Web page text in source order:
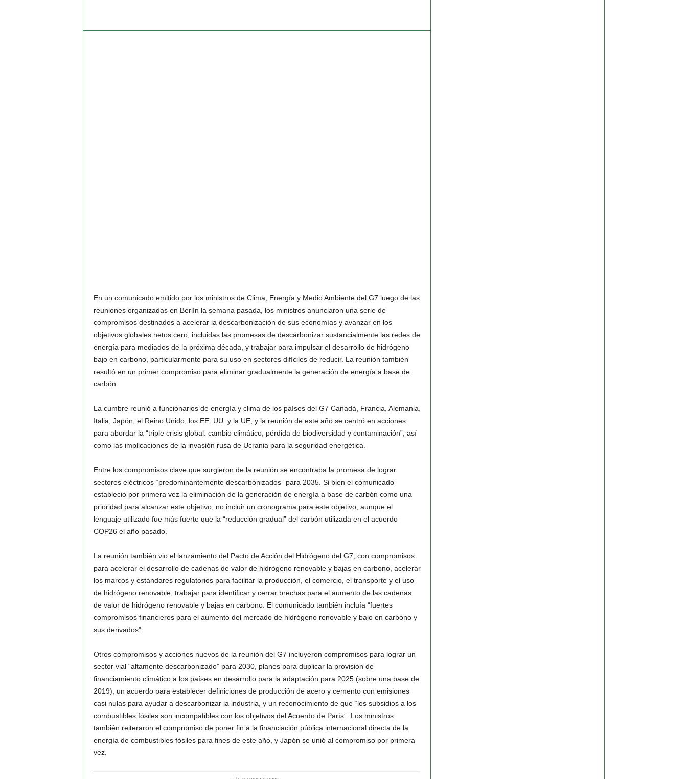
En un comunicado emitido por los ministros de Clima, Energía y Medio Ambiente del G7 luego de las
reuniones organizadas en Berlín la semana pasada, los ministros anunciaron una serie de
compromisos destinados a acelerar la descarbonización de sus economías y avanzar en los
objetivos globales netos cero, incluidas las promesas de descarbonizar sustancialmente las redes de
energía para mediados de la próxima década, y trabajar para impulsar el desarrollo de hidrógeno
bajo en carbono, particularmente para su uso en sectores difíciles de reducir. La reunión también
resultó en un primer compromiso para eliminar gradualmente la generación de energía a base de
carbón.
La cumbre reunió a funcionarios de energía y clima de los países del G7 Canadá, Francia, Alemania,
Italia, Japón, el Reino Unido, los EE. UU. y la UE, y la reunión de este año se centró en acciones
para abordar la “triple crisis global: cambio climático, pérdida de biodiversidad y contaminación”, así
como las implicaciones de la invasión rusa de Ucrania para la seguridad energética.
Entre los compromisos clave que surgieron de la reunión se encontraba la promesa de lograr
sectores eléctricos “predominantemente descarbonizados” para 2035. Si bien el comunicado
estableció por primera vez la eliminación de la generación de energía a base de carbón como una
prioridad para alcanzar este objetivo, no incluir un cronograma para este objetivo, aunque el
lenguaje utilizado fue más fuerte que la “reducción gradual” del carbón utilizada en el acuerdo
COP26 el año pasado.
La reunión también vio el lanzamiento del Pacto de Acción del Hidrógeno del G7, con compromisos
para acelerar el desarrollo de cadenas de valor de hidrógeno renovable y bajas en carbono, acelerar
los marcos y estándares regulatorios para facilitar la producción, el comercio, el transporte y el uso
de hidrógeno renovable, trabajar para identificar y cerrar brechas para el aumento de las cadenas
de valor de hidrógeno renovable y bajas en carbono. El comunicado también incluía “fuertes
compromisos financieros para el aumento del mercado de hidrógeno renovable y bajo en carbono y
sus derivados”.
Otros compromisos y acciones nuevos de la reunión del G7 incluyeron compromisos para lograr un
sector vial “altamente descarbonizado” para 2030, planes para duplicar la provisión de
financiamiento climático a los países en desarrollo para la adaptación para 2025 (sobre una base de
2019), un acuerdo para establecer definiciones de producción de acero y cemento con emisiones
casi nulas para ayudar a descarbonizar la industria, y un reconocimiento de que “los subsidios a los
combustibles fósiles son incompatibles con los objetivos del Acuerdo de París”. Los ministros
también reiteraron el compromiso de poner fin a la financiación pública internacional directa de la
energía de combustibles fósiles para fines de este año, y Japón se unió al compromiso por primera
vez.